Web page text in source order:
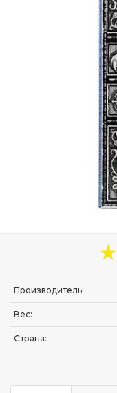
Производитель:
Вес:
Страна: